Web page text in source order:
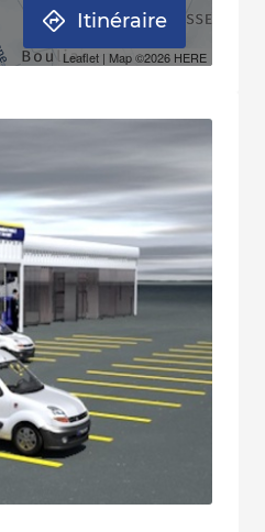
Leaflet | Map ©2026 HERE
Itinéraire